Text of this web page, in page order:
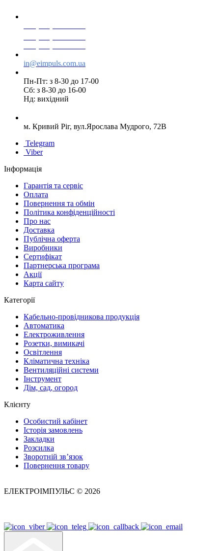
in@eimpuls.com.ua
Пн-Пт: з 8-30 до 17-00
Сб: з 8-30 до 16-00
Нд: вихідний
м. Кривий Ріг, вул.Ярослава Мудрого, 72В
Telegram
Viber
Інформація
Гарантія та сервіс
Оплата
Повернення та обмін
Політика конфіденційності
Про нас
Доставка
Публічна оферта
Виробники
Сертифікат
Партнерська програма
Акції
Карта сайту
Категорії
Кабельно-провідникова продукція
Автоматика
Електроживлення
Розетки, вимикачі
Освітлення
Кліматична техніка
Вентиляційні системи
Інструмент
Дім, сад, огород
Клієнту
Особистий кабінет
Історія замовлень
Закладки
Розсилка
Зворотній зв’язок
Повернення товару
ЕЛЕКТРОІМПУЛЬС © 2026